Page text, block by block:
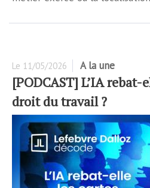
Le 11/05/2026 A la une
[PODCAST] L’IA rebat-
droit du travail ?